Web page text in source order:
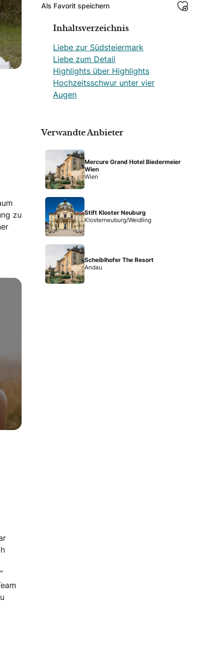
zu
Als Favorit speichern
Inhaltsverzeichnis
Liebe zur Südsteiermark
Liebe zum Detail
Highlights über Highlights
Hochzeitsschwur unter vier
Augen
Verwandte Anbieter
Mercure Grand Hotel Biedermeier
Wien
Wien
Stift Kloster Neuburg
Klosterneuburg/Weidling
Scheiblhofer The Resort
Andau